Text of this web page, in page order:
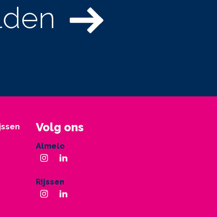
Volg ons
Almelo
Rijssen